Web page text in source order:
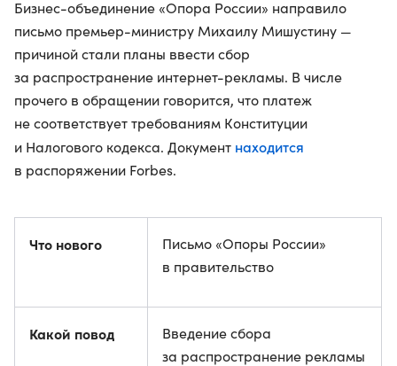
Бизнес-объединение «Опора России» направило
письмо премьер-министру Михаилу Мишустину —
причиной стали планы ввести сбор
за распространение интернет-рекламы. В числе
прочего в обращении говорится, что платеж
не соответствует требованиям Конституции
и Налогового кодекса. Документ находится
в распоряжении Forbes.
Что нового
Письмо «Опоры России»
в правительство
Какой повод
Введение сбора
за распространение рекламы